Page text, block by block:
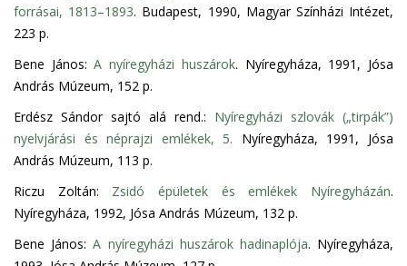
forrásai, 1813–1893. Budapest, 1990, Magyar Színházi Intézet,
223 p.
Bene János:A nyíregyházi huszárok. Nyíregyháza, 1991, Jósa
András Múzeum, 152 p.
Erdész Sándor sajtó alá rend.: Nyíregyházi szlovák („tirpák”)
nyelvjárási és néprajzi emlékek, 5. Nyíregyháza, 1991, Jósa
András Múzeum, 113 p.
Riczu Zoltán: Zsidó épületek és emlékek Nyíregyházán.
Nyíregyháza, 1992, Jósa András Múzeum, 132 p.
Bene János:A nyíregyházi huszárok hadinaplója. Nyíregyháza,